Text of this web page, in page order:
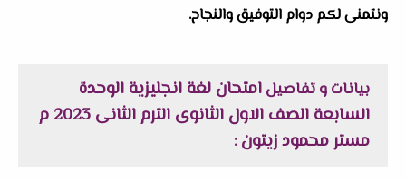
ونتمنى لكم دوام التوفيق والنجاح.
بيانات و تفاصيلامتحان لغة انجليزية الوحدة
السابعة الصف الاول الثانوى الترم الثانى 2023 م
مستر محمود زيتون: